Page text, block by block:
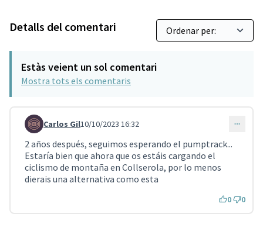
Detalls del comentari
Estàs veient un sol comentari
Mostra tots els comentaris
Comentari 1939
Carlos Gil10/10/2023 16:32
2 años después, seguimos esperando el pumptrack...
Estaría bien que ahora que os estáis cargando el
ciclismo de montaña en Collserola, por lo menos
dierais una alternativa como esta
0 0